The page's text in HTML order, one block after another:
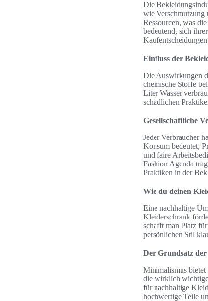
Die
wie Verschmutzung
Ressourcen, was
bedeutend, sich
Einfluss der
Die Auswirkungen
chemische Stoffe
Liter Wasser
schädlichen
Gesellschaftliche
Jeder Verbraucher
Konsum bedeutet,
und faire
Fashion Agenda
Praktiken in der
Wie du deinen
Eine nachhaltige
Kleiderschrank
schafft man Platz
persönlichen Stil
Der Grundsatz
Minimalismus bietet
die wirklich
für nachhaltige
hochwertige Teile